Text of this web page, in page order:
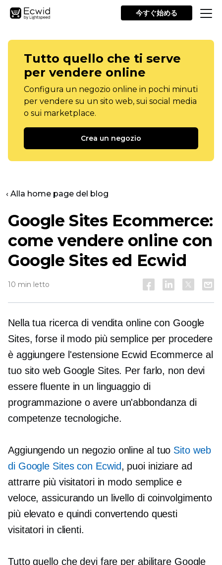
今すぐ始める
Tutto quello che ti serve
per vendere online
Configura un negozio online in pochi minuti
per vendere su un sito web, sui social media
o sui marketplace.
Crea un negozio
‹ Alla home page del blog
Google Sites Ecommerce:
come vendere online con
Google Sites ed Ecwid
10 min letto
Nella tua ricerca di vendita online con Google
Sites, forse il modo più semplice per procedere
è aggiungere l'estensione Ecwid Ecommerce al
tuo sito web Google Sites. Per farlo, non devi
essere fluente in un linguaggio di
programmazione o avere un'abbondanza di
competenze tecnologiche.
Aggiungendo un negozio online al tuo Sito web
di Google Sites con Ecwid, puoi iniziare ad
attrarre più visitatori in modo semplice e
veloce, assicurando un livello di coinvolgimento
più elevato e quindi convertendo questi
visitatori in clienti.
Tutto quello che devi fare per abilitare Google